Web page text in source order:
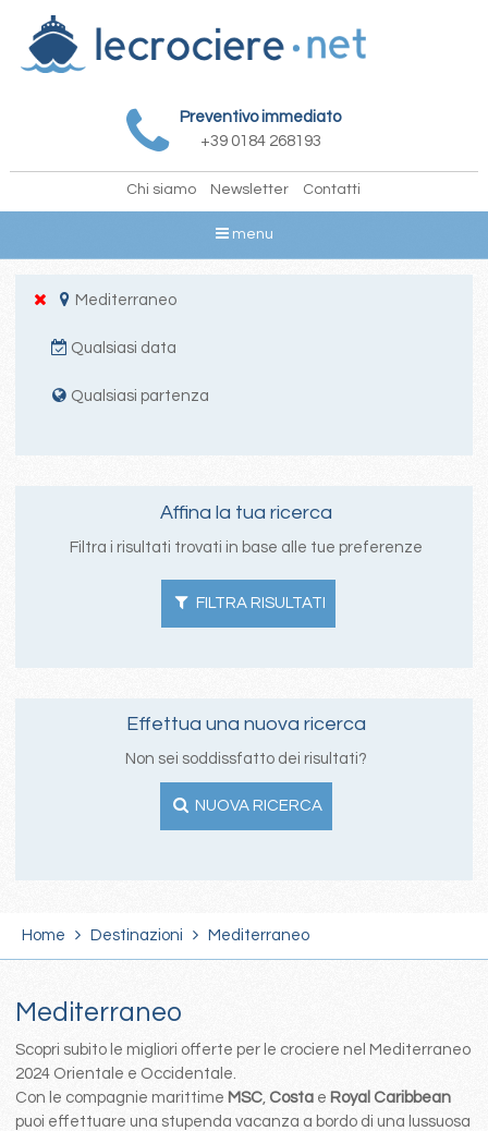
Preventivo immediato
+39 0184 268193
Chi siamo Newsletter Contatti
menu
Mediterraneo
Qualsiasi data
Qualsiasi partenza
Affina la tua ricerca
Filtra i risultati trovati in base alle tue preferenze
FILTRA RISULTATI
Effettua una nuova ricerca
Non sei soddissfatto dei risultati?
NUOVA RICERCA
Home Destinazioni Mediterraneo
Mediterraneo
Scopri subito le migliori offerte per le crociere nel Mediterraneo
2024 Orientale e Occidentale.
Con le compagnie marittime MSC, Costa e Royal Caribbean
puoi effettuare una stupenda vacanza a bordo di una lussuosa